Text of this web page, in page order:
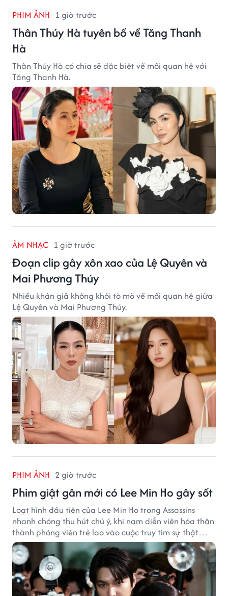
PHIM ẢNH 1 giờ trước
Thân Thúy Hà tuyên bố về Tăng Thanh
Hà
Thân Thúy Hà có chia sẻ đặc biệt về mối quan hệ với
Tăng Thanh Hà.
ÂM NHẠC 1 giờ trước
Đoạn clip gây xôn xao của Lệ Quyên và
Mai Phương Thúy
Nhiều khán giả không khỏi tò mò về mối quan hệ giữa
Lệ Quyên và Mai Phương Thúy.
PHIM ẢNH 2 giờ trước
Phim giật gân mới có Lee Min Ho gây sốt
Loạt hình đầu tiên của Lee Min Ho trong Assassins
nhanh chóng thu hút chú ý, khi nam diễn viên hóa thân
thành phóng viên trẻ lao vào cuộc truy tìm sự thật
phía sau một vụ ám sát gây chấn động Hàn Quốc.